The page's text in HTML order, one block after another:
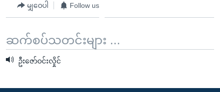
မျှဝေပါ Follow us
ဆက်စပ်သတင်းများ ...
ဦးဇော်ဝင်းလှိုင်